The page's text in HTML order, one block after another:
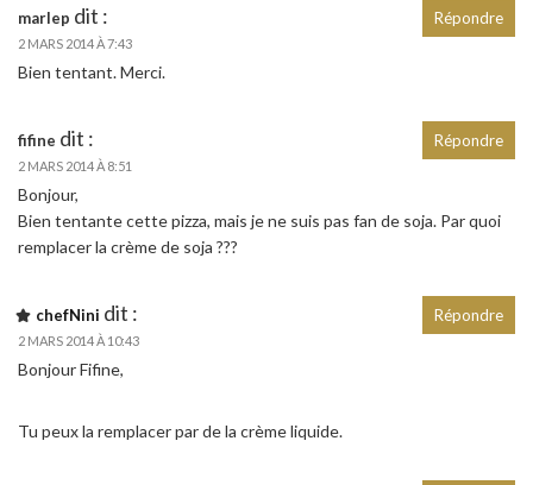
marlep dit :
2 MARS 2014 À 7:43
Bien tentant. Merci.
Répondre
fifine dit :
2 MARS 2014 À 8:51
Bonjour,
Bien tentante cette pizza, mais je ne suis pas fan de soja. Par quoi
remplacer la crème de soja ???
Répondre
chefNini dit :
2 MARS 2014 À 10:43
Bonjour Fifine,
Tu peux la remplacer par de la crème liquide.
Répondre